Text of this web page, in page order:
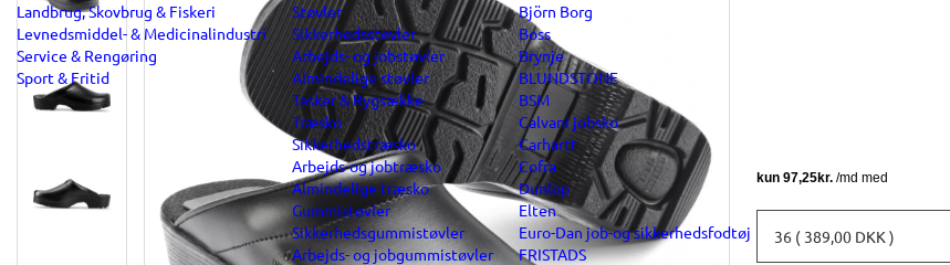
Landbrug, Skovbrug & Fiskeri
Levnedsmiddel- & Medicinalindustri
Service & Rengøring
Sport & Fritid
Støvler
Sikkerhedsstøvler
Arbejds- og jobstøvler
Almindelige støvler
Tasker & Rygsække
Træsko
Sikkerhedstræsko
Arbejds-og jobtræsko
Almindelige træsko
Gummistøvler
Sikkerhedsgummistøvler
Arbejds- og jobgummistøvler
Björn Borg
Boss
Brynje
BLUNDSTONE
BSM
Calvani jobsko
Carhartt
Cofra
Dunlop
Elten
Euro-Dan job-og sikkerhedsfodtøj
FRISTADS
36 ( 389,00 DKK )